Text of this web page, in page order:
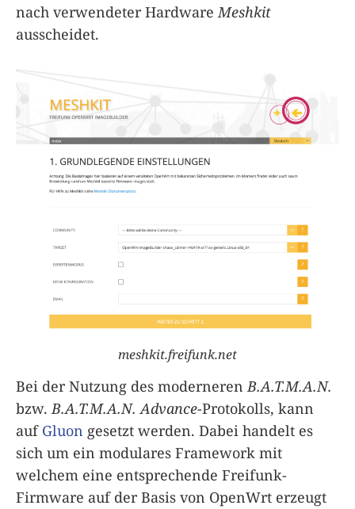
nach verwendeter HardwareMeshkit
ausscheidet.
meshkit.freifunk.net
Bei der Nutzung des modernerenB.A.T.M.A.N.
bzw.B.A.T.M.A.N. Advance-Protokolls, kann
auf Gluon gesetzt werden. Dabei handelt es
sich um ein modulares Framework mit
welchem eine entsprechende Freifunk-
Firmware auf der Basis von OpenWrt erzeugt